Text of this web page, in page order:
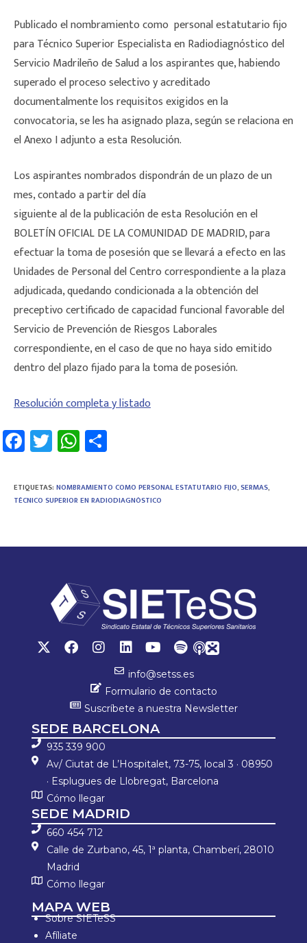
Publicado el nombramiento como personal estatutario fijo
para Técnico Superior Especialista en Radiodiagnóstico del
Servicio Madrileño de Salud a los aspirantes que, habiendo
superado el proceso selectivo y acreditado
documentalmente los requisitos exigidos en la
convocatoria, se les ha asignado plaza, según se relaciona en
el Anexo I adjunto a esta Resolución.
Los aspirantes nombrados dispondrán de un plazo de un
mes, contado a partir del día
siguiente al de la publicación de esta Resolución en el
BOLETÍN OFICIAL DE LA COMUNIDAD DE MADRID, para
efectuar la toma de posesión que se llevará a efecto en las
Unidades de Personal del Centro correspondiente a la plaza
adjudicada, quedando condicionada a la obtención del
preceptivo certificado de capacidad funcional favorable del
Servicio de Prevención de Riesgos Laborales
correspondiente, en el caso de que no haya sido emitido
dentro del plazo fijado para la toma de posesión.
Resolución completa y listado
Fa
ce
b
o
T
wi
tt
er
W
h
at
sA
p
m
p
tir
ETIQUETAS: NOMBRAMIENTO COMO PERSONAL ESTATUTARIO FIJO,SERMAS,
TÉCNICO SUPERIOR EN RADIODIAGNÓSTICO
info@setss.es
Formulario de contacto
Suscríbete a nuestra Newsletter
SEDE BARCELONA
935 339 900
Av/ Ciutat de L’Hospitalet, 73-75, local 3 · 08950
· Esplugues de Llobregat, Barcelona
Cómo llegar
SEDE MADRID
660 454 712
Calle de Zurbano, 45, 1ª planta, Chamberí, 28010
Madrid
Cómo llegar
MAPA WEB
Sobre SIETeSS
Afíliate